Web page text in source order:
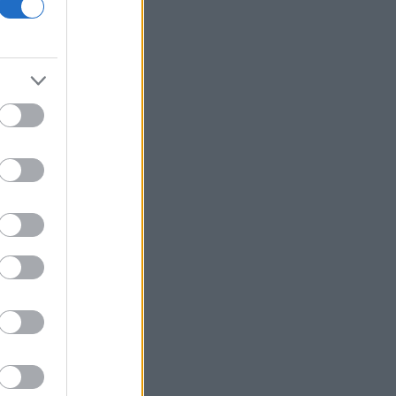
οικονομίας και οι κίνδυνοι της
επενδυτικής έκρηξης
εξουσίας εκθέτει τη χώρα διεθνώς»
Δικαστικό μπλόκο στην αίθουσα χορού
του Τραμπ στο Λευκό Οίκο
Μπάρκιν (Fed): «Τα στοιχεία για την
αγορά εργασίας συμβαδίζουν με τις
Καταβλήθηκαν 33,58 εκατ. ευρώ σε
67.746 δικαιούχους για την αγορά
λιπασμάτων
Ευρωαγορές: Η καλύτερη εβδομάδα
Stoxx 600
- Στο 100% η πληρότητα σε πολλά
δρομολόγια για Κυκλάδες